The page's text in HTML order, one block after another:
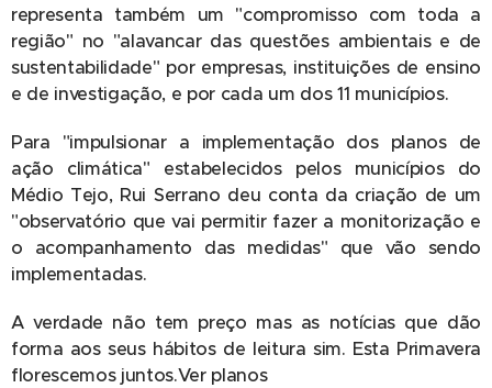
representa também um "compromisso com toda a
região" no "alavancar das questões ambientais e de
sustentabilidade" por empresas, instituições de ensino
e de investigação, e por cada um dos 11 municípios.
Para "impulsionar a implementação dos planos de
ação climática" estabelecidos pelos municípios do
Médio Tejo, Rui Serrano deu conta da criação de um
"observatório que vai permitir fazer a monitorização e
o acompanhamento das medidas" que vão sendo
implementadas.
A verdade não tem preço mas as notícias que dão
forma aos seus hábitos de leitura sim. Esta Primavera
florescemos juntos.Ver planos